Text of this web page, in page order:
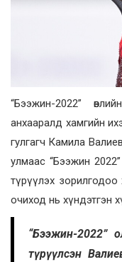
“Бээжин-2022”
анхааралд хамгийн
гулгагч Камила
улмаас “Бээжин 2022”
түрүүлэх
очиход нь хүндэтгэн
“Бээжин-2022”
түрүүлсэн